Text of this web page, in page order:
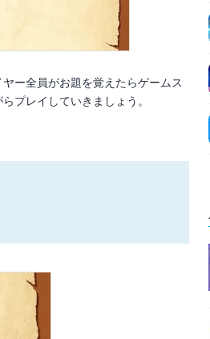
ヤー全員がお題を覚えたらゲームス
プレイしていきましょう。